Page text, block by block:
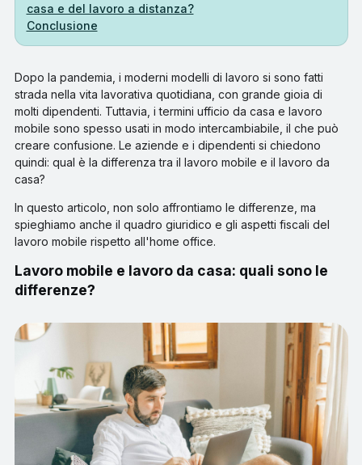
casa e del lavoro a distanza?
Conclusione
Dopo la pandemia, i moderni modelli di lavoro si sono fatti
strada nella vita lavorativa quotidiana, con grande gioia di
molti dipendenti. Tuttavia, i termini ufficio da casa e lavoro
mobile sono spesso usati in modo intercambiabile, il che può
creare confusione. Le aziende e i dipendenti si chiedono
quindi: qual è la differenza tra il lavoro mobile e il lavoro da
casa?
In questo articolo, non solo affrontiamo le differenze, ma
spieghiamo anche il quadro giuridico e gli aspetti fiscali del
lavoro mobile rispetto all'home office.
Lavoro mobile e lavoro da casa: quali sono le
differenze?